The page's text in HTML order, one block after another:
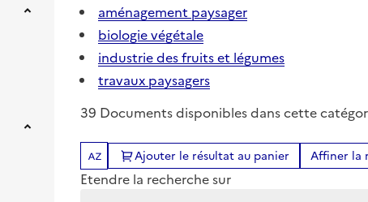
des cadres, ingénieurs et techniciens de
aménagement paysager
biologie végétale
industrie des fruits et légumes
travaux paysagers
39 Documents disponibles dans cette
Tris disponibles (Ouverture d'une modale)
Ajouter le résultat au panier Affiner la
Etendre la recherche sur